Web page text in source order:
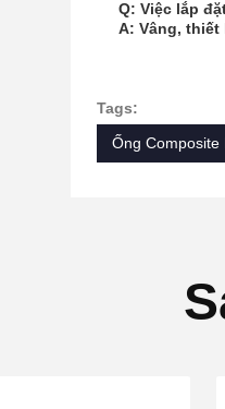
Q: Việc lắp
A: Vâng, thiết
Tags:
Ống Composite